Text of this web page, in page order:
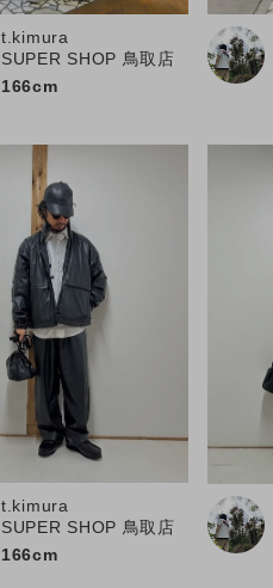
t.kimura
SUPER SHOP 鳥取店
166cm
t.kimura
SUPER SHOP 鳥取店
166cm